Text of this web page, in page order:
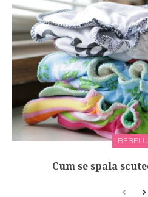
Cum se spala